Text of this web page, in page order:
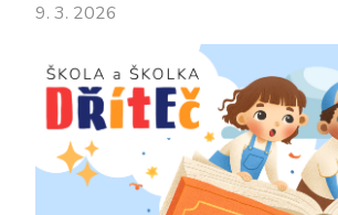
9. 3. 2026